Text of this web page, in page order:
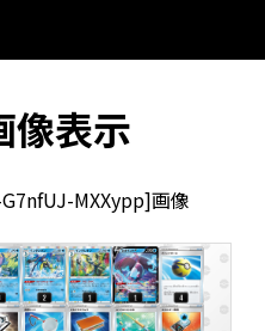
像表示
MXXypp]画像